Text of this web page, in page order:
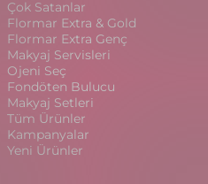
Çok Satanlar
Flormar Extra & Gold
Flormar Extra Genç
Makyaj Servisleri
Ojeni Seç
Fondöten Bulucu
Makyaj Setleri
Tüm Ürünler
Kampanyalar
Yeni Ürünler